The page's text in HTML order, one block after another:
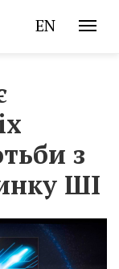
EN
з
ШІ